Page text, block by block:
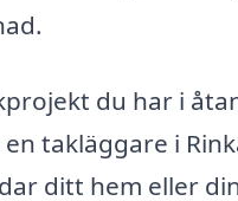
du har i
takläggare i
ditt hem eller